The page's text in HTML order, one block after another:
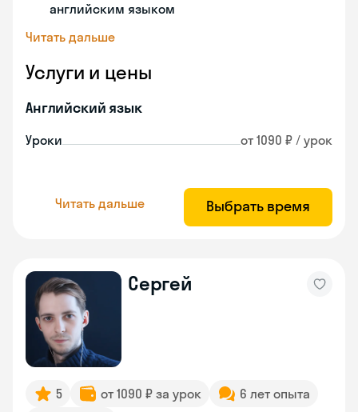
английским языком
Читать дальше
Услуги и цены
Английский язык
Уроки от 1090 ₽ / урок
Читать дальше Выбрать время
Сергей
5 от 1090 ₽ за урок
6 лет опыта